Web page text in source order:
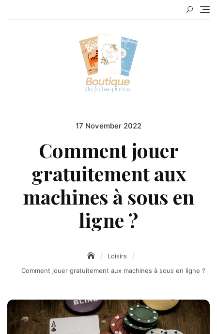
Posted
17 November 2022
Comment jouer
gratuitement aux
machines à sous en
ligne ?
Loisirs
Comment jouer gratuitement aux machines à sous en ligne ?